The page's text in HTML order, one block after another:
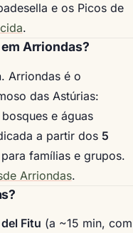
e os Picos de
.
Arriondas?
. Arriondas é o
das Astúrias:
e águas
a partir dos 5
famílias e grupos.
Arriondas.
Fitu (a ~15 min, com